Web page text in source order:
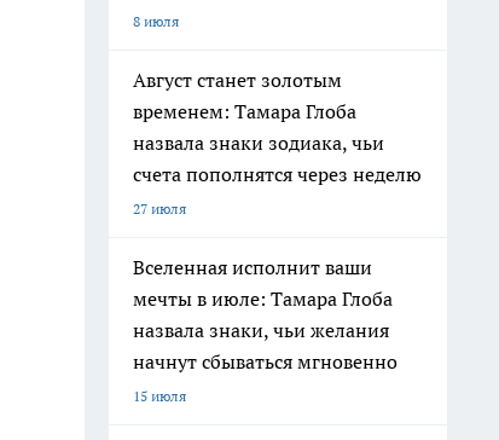
8 июля
Август станет золотым
временем: Тамара Глоба
назвала знаки зодиака, чьи
счета пополнятся через неделю
27 июля
Вселенная исполнит ваши
мечты в июле: Тамара Глоба
назвала знаки, чьи желания
начнут сбываться мгновенно
15 июля